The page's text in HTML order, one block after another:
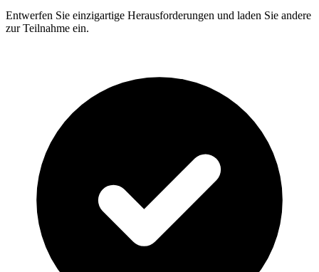
Entwerfen Sie einzigartige Herausforderungen und laden Sie andere
zur Teilnahme ein.